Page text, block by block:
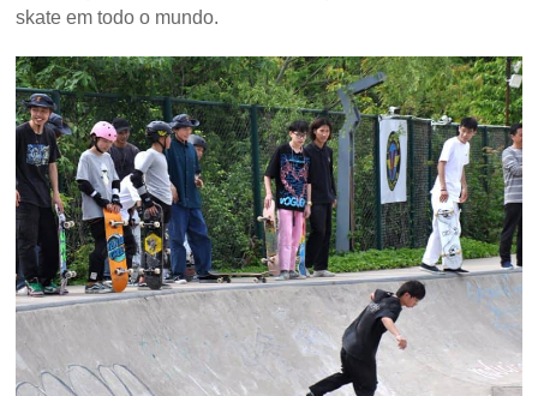
skate em todo o mundo.